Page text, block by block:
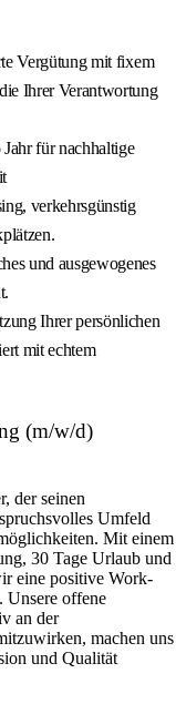
Vergütung mit fixem
Ihrer Verantwortung
für nachhaltige
verkehrsgünstig
und ausgewogenes
Ihrer persönlichen
mit echtem
(m/w/d)
der seinen
Umfeld
Mit einem
30 Tage Urlaub und
eine positive Work-
Unsere offene
an der
machen uns
und Qualität